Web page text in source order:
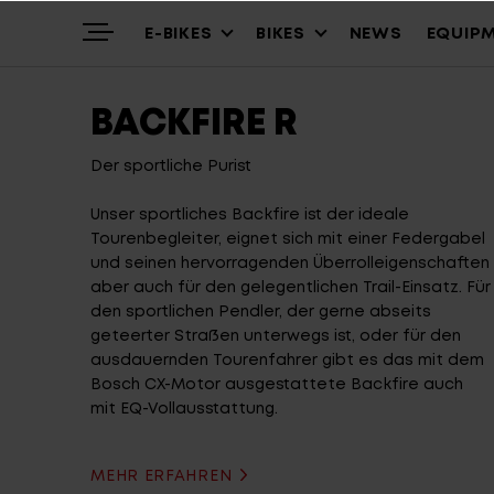
Highlights
Über uns
Service
E-BIKES
Mountain
Trekking
Gravel & Commute
Cargo & City
BIKES
Mountainbikes
Cross – Urban
Youth & Kids
Alle Modelle
NEWS
BACKFIRE R
Der sportliche Purist
Unser sportliches Backfire ist der ideale
Tourenbegleiter, eignet sich mit einer Federgabel
und seinen hervorragenden Überrolleigenschaften
aber auch für den gelegentlichen Trail-Einsatz. Für
den sportlichen Pendler, der gerne abseits
geteerter Straßen unterwegs ist, oder für den
ausdauernden Tourenfahrer gibt es das mit dem
Bosch CX-Motor ausgestattete Backfire auch
mit EQ-Vollausstattung.
MEHR ERFAHREN